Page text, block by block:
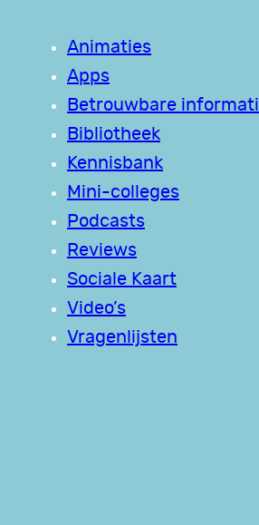
Animaties
Apps
Betrouwbare
Bibliotheek
Kennisbank
Mini-colleges
Podcasts
Reviews
Sociale Kaart
Video’s
Vragenlijsten